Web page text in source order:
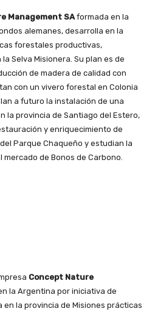
Management SAformada en la
alemanes, desarrolla en la
forestales productivas,
Selva Misionera. Su plan es de
de madera de calidad con
con un vivero forestal en Colonia
a futuro la instalación de una
la provincia de Santiago del Estero,
y enriquecimiento de
Parque Chaqueño y estudian la
de Bonos de Carbono.
Concept Nature
la Argentina por iniciativa de
la provincia de Misiones prácticas